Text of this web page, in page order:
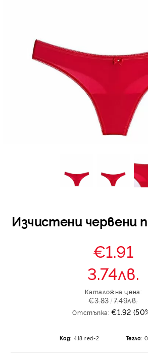
Изчистени червени
€1.91
3.74лв.
Каталожна цена:
€3.83 7.49лв.
Отстъпка: €1.92
Код: 418 red-2 Тегло: